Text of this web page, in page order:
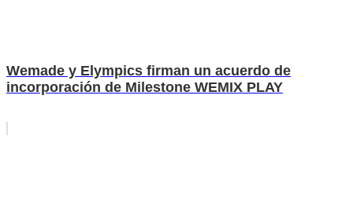
Wemade y Elympics firman un acuerdo de
incorporación de Milestone WEMIX PLAY